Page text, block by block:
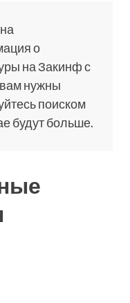
о
на Закинф с
нужны
поиском
будут больше.